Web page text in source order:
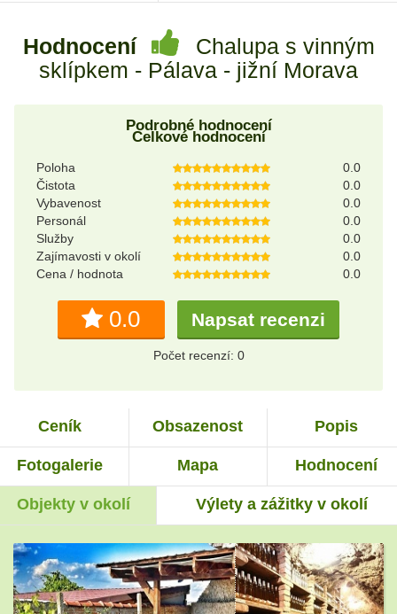
Hodnocení
Chalupa s vinným
sklípkem - Pálava - jižní Morava
Podrobné hodnocení
Celkové hodnocení
Poloha
0.0
Čistota
0.0
Vybavenost
0.0
Personál
0.0
Služby
0.0
Zajímavosti v okolí
0.0
Cena / hodnota
0.0
0.0 Napsat recenzi
Počet recenzí: 0
Ceník Obsazenost Popis
Fotogalerie Mapa Hodnocení
Objekty v okolí Výlety a zážitky v okolí